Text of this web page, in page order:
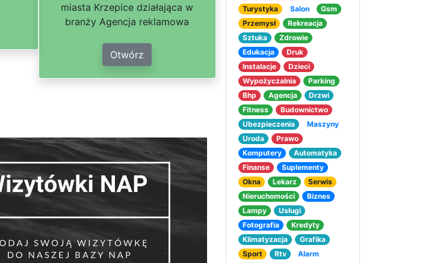
miasta Krzepice działająca w
branży Agencja reklamowa
Otwórz
Turystyka
Salon
Gsm
Przemysł
Rekreacja
Sztuka
Zdrowie
Edukacja
Druk
Instalacje
Dzieci
Wypożyczalnia
Parking
Bhp
Agencja
Drzwi
Fitness
Budownictwo
Ubezpieczenia
Maszyny
Uroda
Prawo
Komputery
Automatyka
Finanse
Suplementy
Okna
Lekarz
Serwis
Nieruchomości
Biznes
Lampy
Usługi
Fotografia
Kredyty
Klimatyzacja
Grafika
Sport
Rtv
Alarm